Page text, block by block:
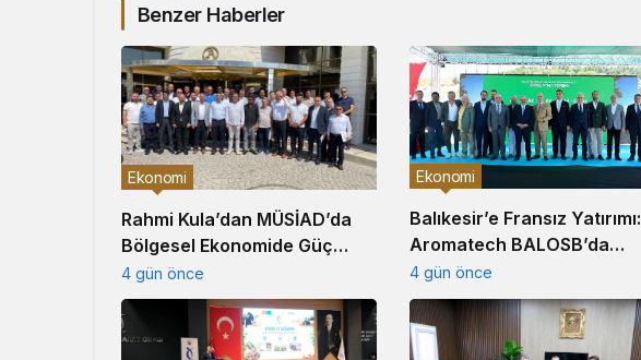
Benzer Haberler
Rahmi Kula’dan MÜSİAD’da
Bölgesel Ekonomide Güç
Birliği Çağrısı
Ekonomi
4 gün önce
Balıkesir’e Fransız Yatırımı:
Aromatech BALOSB’da
Üretim Tesisi Kuruyor
Ekonomi
4 gün önce